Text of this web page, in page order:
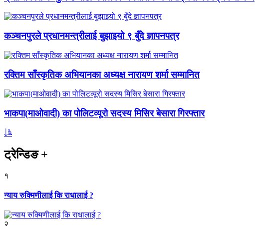
कञ्चनपुरले प्रधानमन्त्रीलाई बुझाइयो ९ बुँदे ज्ञापनपत्र
रक्तिम साँस्कृतिक अभियानका अध्यक्ष नारायण शर्मा सम्मानित
भाकपा(माओवादी) का पोलिटव्यूरो सदस्य मिसिर बेसारा गिरफ्तार
ट्रेन्डिङ+
१
न्याय रुक्मिणीलाई कि राधालाई ?
२